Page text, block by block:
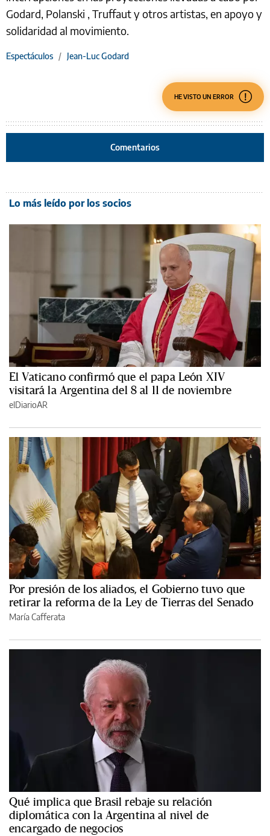
Godard, Polanski , Truffaut y otros artistas, en apoyo y
solidaridad al movimiento.
Espectáculos / Jean-Luc Godard
HE VISTO UN ERROR
Comentarios
Lo más leído por los socios
El Vaticano confirmó que el papa León XIV
visitará la Argentina del 8 al 11 de noviembre
elDiarioAR
Por presión de los aliados, el Gobierno tuvo que
retirar la reforma de la Ley de Tierras del Senado
María Cafferata
Qué implica que Brasil rebaje su relación
diplomática con la Argentina al nivel de
encargado de negocios